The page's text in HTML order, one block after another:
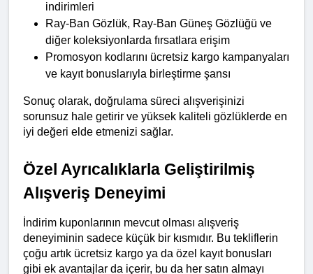
indirimleri
Ray-Ban Gözlük, Ray-Ban Güneş Gözlüğü ve
diğer koleksiyonlarda fırsatlara erişim
Promosyon kodlarını ücretsiz kargo kampanyaları
ve kayıt bonuslarıyla birleştirme şansı
Sonuç olarak, doğrulama süreci alışverişinizi
sorunsuz hale getirir ve yüksek kaliteli gözlüklerde en
iyi değeri elde etmenizi sağlar.
Özel Ayrıcalıklarla Geliştirilmiş
Alışveriş Deneyimi
İndirim kuponlarının mevcut olması alışveriş
deneyiminin sadece küçük bir kısmıdır. Bu tekliflerin
çoğu artık ücretsiz kargo ya da özel kayıt bonusları
gibi ek avantajlar da içerir, bu da her satın almayı